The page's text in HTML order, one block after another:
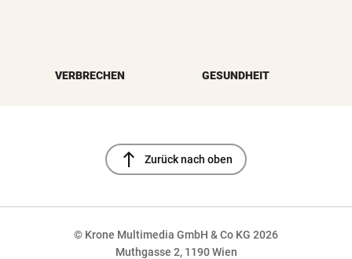
VERBRECHEN GESUNDHEIT
north Zurück nach oben
© Krone Multimedia GmbH & Co KG 2026
Muthgasse 2, 1190 Wien